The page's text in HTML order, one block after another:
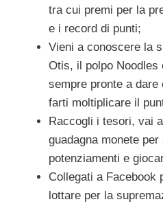
tra cui premi per la
e i record di punti;
Vieni a conoscere la
Otis, il polpo Noodles
sempre pronte a
farti moltiplicare il
Raccogli i tesori, vai
guadagna monete
potenziamenti e
Collegati a Facebook
lottare per la